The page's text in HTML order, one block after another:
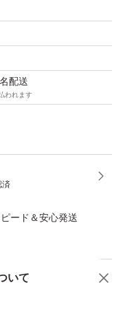
配送
われます
済
ード＆安心発送
いて
商品への質問